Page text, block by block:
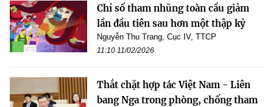
Chỉ số tham nhũng toàn cầu giảm
lần đầu tiên sau hơn một thập kỷ
Nguyễn Thu Trang, Cục IV, TTCP
11:10 11/02/2026
Thắt chặt hợp tác Việt Nam - Liên
bang Nga trong phòng, chống tham